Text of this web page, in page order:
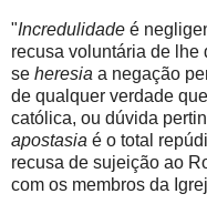
"Incredulidade é
recusa voluntária de lhe
se heresia a negação
de qualquer verdade
católica, ou dúvida
apostasia é o total
recusa de sujeição ao
com os membros da